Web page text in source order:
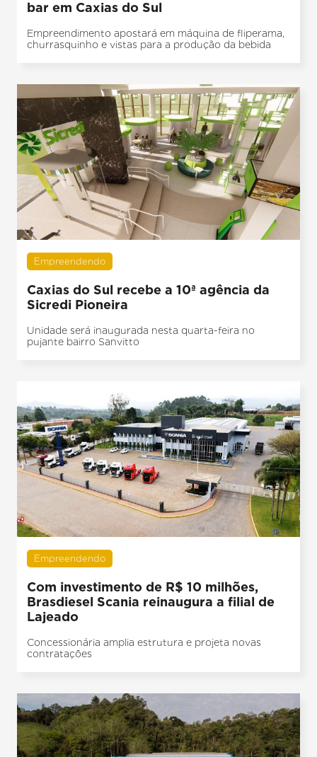
bar em Caxias do Sul
Empreendimento apostará em máquina de fliperama,
churrasquinho e vistas para a produção da bebida
Empreendendo
Caxias do Sul recebe a 10ª agência da
Sicredi Pioneira
Unidade será inaugurada nesta quarta-feira no
pujante bairro Sanvitto
Empreendendo
Com investimento de R$ 10 milhões,
Brasdiesel Scania reinaugura a filial de
Lajeado
Concessionária amplia estrutura e projeta novas
contratações